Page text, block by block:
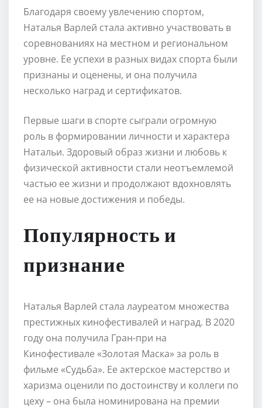
Благодаря своему увлечению спортом,
Наталья Варлей стала активно участвовать в
соревнованиях на местном и региональном
уровне. Ее успехи в разных видах спорта были
признаны и оценены, и она получила
несколько наград и сертификатов.
Первые шаги в спорте сыграли огромную
роль в формировании личности и характера
Натальи. Здоровый образ жизни и любовь к
физической активности стали неотъемлемой
частью ее жизни и продолжают вдохновлять
ее на новые достижения и победы.
Популярность и
признание
Наталья Варлей стала лауреатом множества
престижных кинофестивалей и наград. В 2020
году она получила Гран-при на
Кинофестивале «Золотая Маска» за роль в
фильме «Судьба». Ее актерское мастерство и
харизма оценили по достоинству и коллеги по
цеху – она была номинирована на премии